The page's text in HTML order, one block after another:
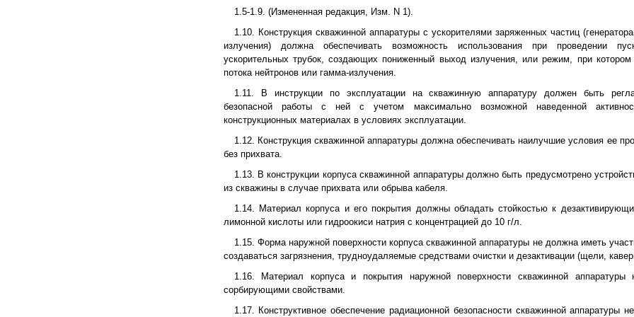
1.5-1.9. (Измененная редакция, Изм. N 1).
1.10. Конструкция скважинной аппаратуры с ускорителями заряженных частиц
излучения) должна обеспечивать возможность использования при проведении
ускорительных трубок, создающих пониженный выход излучения, или режим, при
потока нейтронов или гамма-излучения.
1.11. В инструкции по эксплуатации на скважинную аппаратуру должен быть
безопасной работы с ней с учетом максимально возможной наведенной
конструкционных материалах в условиях эксплуатации.
1.12. Конструкция скважинной аппаратуры должна обеспечивать наилучшие условия ее
без прихвата.
1.13. В конструкции корпуса скважинной аппаратуры должно быть предусмотрено
из скважины в случае прихвата или обрыва кабеля.
1.14. Материал корпуса и его покрытия должны обладать стойкостью к
лимонной кислоты или гидроокиси натрия с концентрацией до 10 г/л.
1.15. Форма наружной поверхности корпуса скважинной аппаратуры не должна иметь
создаваться загрязнения, трудноудаляемые средствами очистки и дезактивации (щели,
1.16. Материал корпуса и покрытия наружной поверхности скважинной
сорбирующими свойствами.
1.17. Конструктивное обеспечение радиационной безопасности скважинной аппаратуры